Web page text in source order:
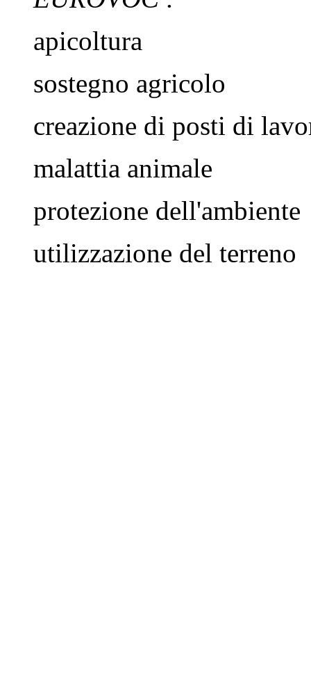
apicoltura
sostegno agricolo
creazione di posti di
malattia animale
protezione dell'ambiente
utilizzazione del terreno